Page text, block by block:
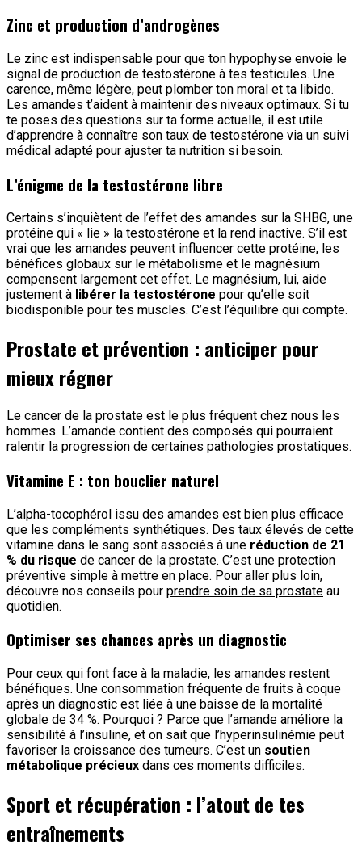
Zinc et production d’androgènes
Le zinc est indispensable pour que ton hypophyse envoie le
signal de production de testostérone à tes testicules. Une
carence, même légère, peut plomber ton moral et ta libido.
Les amandes t’aident à maintenir des niveaux optimaux. Si tu
te poses des questions sur ta forme actuelle, il est utile
d’apprendre à connaître son taux de testostérone via un suivi
médical adapté pour ajuster ta nutrition si besoin.
L’énigme de la testostérone libre
Certains s’inquiètent de l’effet des amandes sur la SHBG, une
protéine qui « lie » la testostérone et la rend inactive. S’il est
vrai que les amandes peuvent influencer cette protéine, les
bénéfices globaux sur le métabolisme et le magnésium
compensent largement cet effet. Le magnésium, lui, aide
justement à libérer la testostérone pour qu’elle soit
biodisponible pour tes muscles. C’est l’équilibre qui compte.
Prostate et prévention : anticiper pour
mieux régner
Le cancer de la prostate est le plus fréquent chez nous les
hommes. L’amande contient des composés qui pourraient
ralentir la progression de certaines pathologies prostatiques.
Vitamine E : ton bouclier naturel
L’alpha-tocophérol issu des amandes est bien plus efficace
que les compléments synthétiques. Des taux élevés de cette
vitamine dans le sang sont associés à une réduction de 21
% du risque de cancer de la prostate. C’est une protection
préventive simple à mettre en place. Pour aller plus loin,
découvre nos conseils pour prendre soin de sa prostate au
quotidien.
Optimiser ses chances après un diagnostic
Pour ceux qui font face à la maladie, les amandes restent
bénéfiques. Une consommation fréquente de fruits à coque
après un diagnostic est liée à une baisse de la mortalité
globale de 34 %. Pourquoi ? Parce que l’amande améliore la
sensibilité à l’insuline, et on sait que l’hyperinsulinémie peut
favoriser la croissance des tumeurs. C’est un soutien
métabolique précieux dans ces moments difficiles.
Sport et récupération : l’atout de tes
entraînements